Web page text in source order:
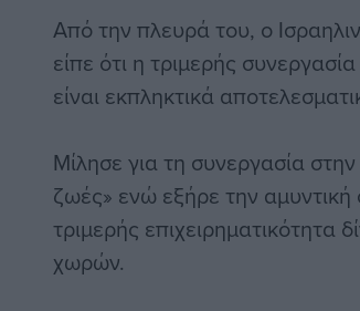
Από την πλευρά του, ο
είπε ότι η τριμερής
είναι εκπληκτικά
Μίλησε για τη συνεργασία
ζωές» ενώ εξήρε την
τριμερής επιχειρηματικότητα
χωρών.